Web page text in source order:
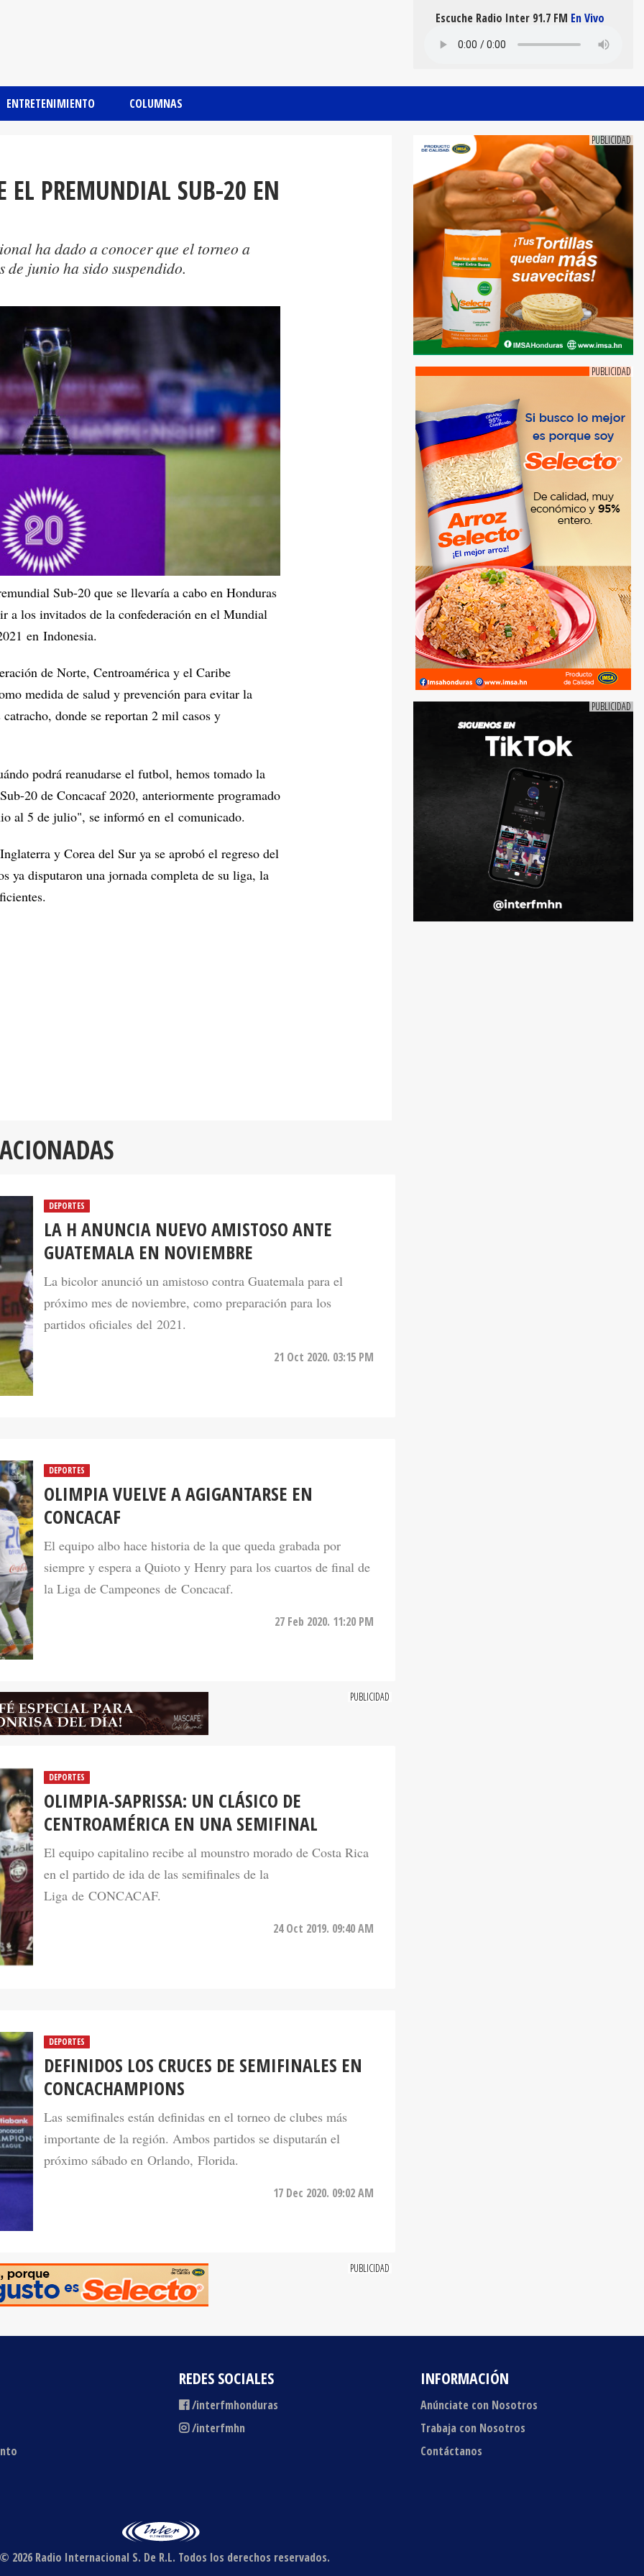
ENTRETENIMIENTO COLUMNAS
Escuche Radio Inter 91.7 FM En Vivo
EL PREMUNDIAL SUB-20 EN
ha dado a conocer que el torneo a
de junio ha sido suspendido.
Sub-20 que se llevaría a cabo en Honduras
a los invitados de la confederación en el Mundial
en Indonesia.
de Norte, Centroamérica y el Caribe
medida de salud y prevención para evitar la
donde se reportan 2 mil casos y
podrá reanudarse el futbol, hemos tomado la
20 de Concacaf 2020, anteriormente programado
al 5 de julio", se informó en el comunicado.
y Corea del Sur ya se aprobó el regreso del
ya disputaron una jornada completa de su liga, la
DEPORTES
LA H ANUNCIA NUEVO AMISTOSO ANTE
GUATEMALA EN NOVIEMBRE
La bicolor anunció un amistoso contra Guatemala para el
próximo mes de noviembre, como preparación para los
partidos oficiales del 2021.
21 Oct 2020. 03:15 PM
DEPORTES
OLIMPIA VUELVE A AGIGANTARSE EN
CONCACAF
El equipo albo hace historia de la que queda grabada por
siempre y espera a Quioto y Henry para los cuartos de final de
la Liga de Campeones de Concacaf.
27 Feb 2020. 11:20 PM
OLIMPIA-SAPRISSA: UN CLÁSICO DE
CENTROAMÉRICA EN UNA SEMIFINAL
El equipo capitalino recibe al mounstro morado de Costa Rica
en el partido de ida de las semifinales de la
Liga de CONCACAF.
DEFINIDOS LOS CRUCES DE SEMIFINALES EN
CONCACHAMPIONS
Las semifinales están definidas en el torneo de clubes más
importante de la región. Ambos partidos se disputarán el
próximo sábado en Orlando, Florida.
REDES SOCIALES
/interfmhonduras
/interfmhn
INFORMACIÓN
Anúnciate con Nosotros
Trabaja con Nosotros
Contáctanos
© 2026 Radio Internacional S. De R.L. Todos los derechos reservados.